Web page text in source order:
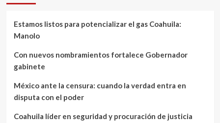
Estamos listos para potencializar el gas Coahuila:
Manolo
Con nuevos nombramientos fortalece Gobernador
gabinete
México ante la censura: cuando la verdad entra en
disputa con el poder
Coahuila líder en seguridad y procuración de justicia